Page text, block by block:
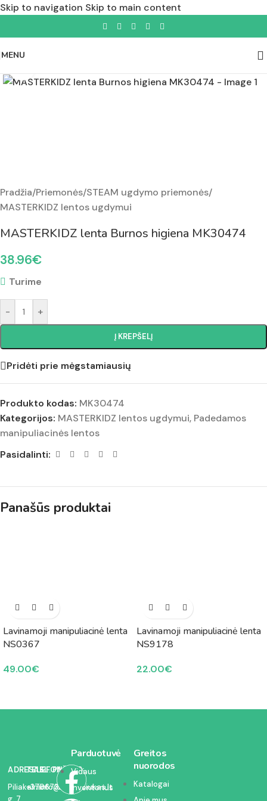
Skip to navigation Skip to main content
MENU
Pradžia/Priemonės/STEAM ugdymo priemonės/
MASTERKIDZ lentos ugdymui
MASTERKIDZ lenta Burnos higiena MK30474
38.96€
Turime
- +
Į KREPŠELĮ
Pridėti prie mėgstamiausių
Produkto kodas: MK30474
Kategorijos: MASTERKIDZ lentos ugdymui, Padedamos
manipuliacinės lentos
Pasidalinti:
Panašūs produktai
Lavinamoji manipuliacinė lenta
NS0367
49.00€
Lavinamoji manipuliacinė lenta
NS9178
22.00€
ADRESAS:
Piliakalnio
g. 7,
TELEFONAS:
+37067350054
EL. PAŠTAS:
info@kodelciukas.lt
Parduotuvė
Vidaus
inventorius
Greitos
nuorodos
Katalogai